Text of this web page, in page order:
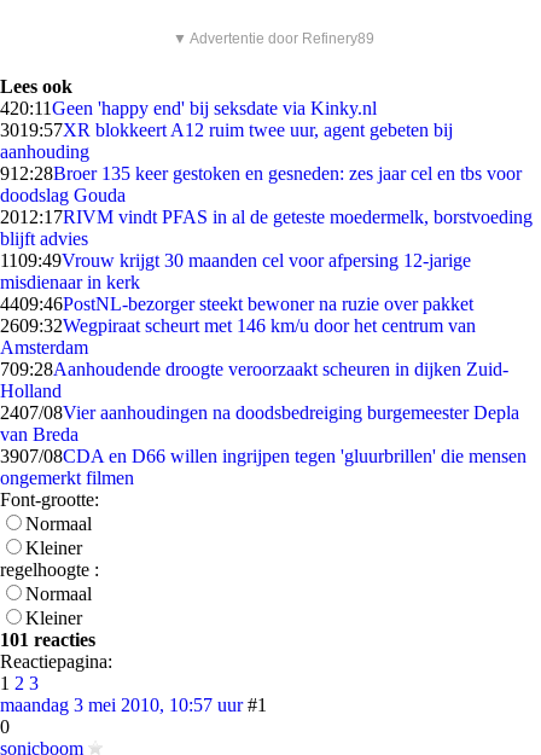
▼ Advertentie door Refinery89
Lees ook
420:11Geen 'happy end' bij seksdate via Kinky.nl
3019:57XR blokkeert A12 ruim twee uur, agent gebeten bij
aanhouding
912:28Broer 135 keer gestoken en gesneden: zes jaar cel en tbs voor
doodslag Gouda
2012:17RIVM vindt PFAS in al de geteste moedermelk, borstvoeding
blijft advies
1109:49Vrouw krijgt 30 maanden cel voor afpersing 12-jarige
misdienaar in kerk
4409:46PostNL-bezorger steekt bewoner na ruzie over pakket
2609:32Wegpiraat scheurt met 146 km/u door het centrum van
Amsterdam
709:28Aanhoudende droogte veroorzaakt scheuren in dijken Zuid-
Holland
2407/08Vier aanhoudingen na doodsbedreiging burgemeester Depla
van Breda
3907/08CDA en D66 willen ingrijpen tegen 'gluurbrillen' die mensen
ongemerkt filmen
Font-grootte:
Normaal
Kleiner
regelhoogte :
Normaal
Kleiner
101 reacties
Reactiepagina:
1 2 3
maandag 3 mei 2010, 10:57 uur #1
0
sonicboom